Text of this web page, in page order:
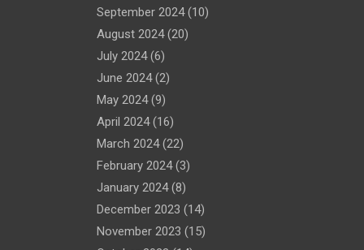
September 2024(10)
August 2024(20)
July 2024(6)
June 2024(2)
May 2024(9)
April 2024(16)
March 2024(22)
February 2024(3)
January 2024(8)
December 2023 (14)
November 2023 (15)